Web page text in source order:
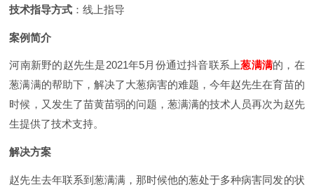
技术指导方式 ：线上指导
案例简介
河南新野的赵先生是2021年5月份通过抖音联系上葱满满的，在
葱满满的帮助下，解决了大葱病害的难题，今年赵先生在育苗的
时候，又发生了苗黄苗弱的问题，葱满满的技术人员再次为赵先
生提供了技术支持。
解决方案
赵先生去年联系到葱满满，那时候他的葱处于多种病害同发的状